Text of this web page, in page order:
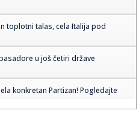
toplotni talas, cela Italija pod
u još četiri države
konkretan Partizan! Pogledajte